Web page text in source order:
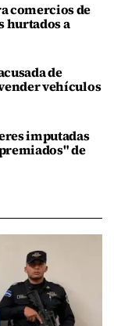
comercios de
hurtados a
de
vehículos
imputadas
de